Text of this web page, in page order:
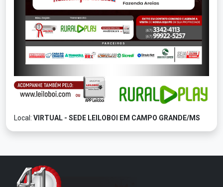
Local: VIRTUAL - SEDE LEILOBOI EM CAMPO GRANDE/MS